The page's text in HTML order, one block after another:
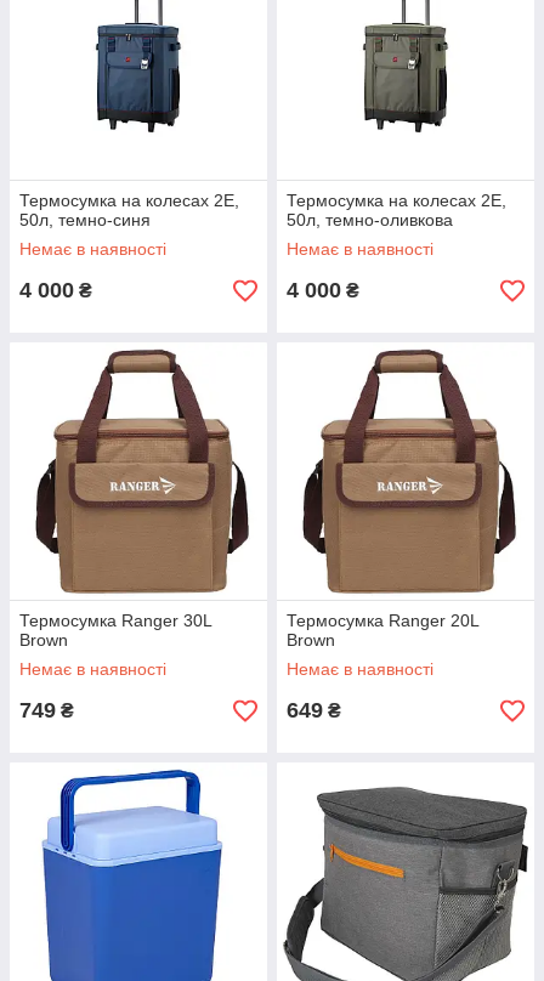
Термосумка на колесах 2E,
50л, темно-синя
Немає в наявності
4 000 ₴
Термосумка на колесах 2E,
50л, темно-оливкова
Немає в наявності
4 000 ₴
Термосумка Ranger 30L
Brown
Немає в наявності
749 ₴
Термосумка Ranger 20L
Brown
Немає в наявності
649 ₴